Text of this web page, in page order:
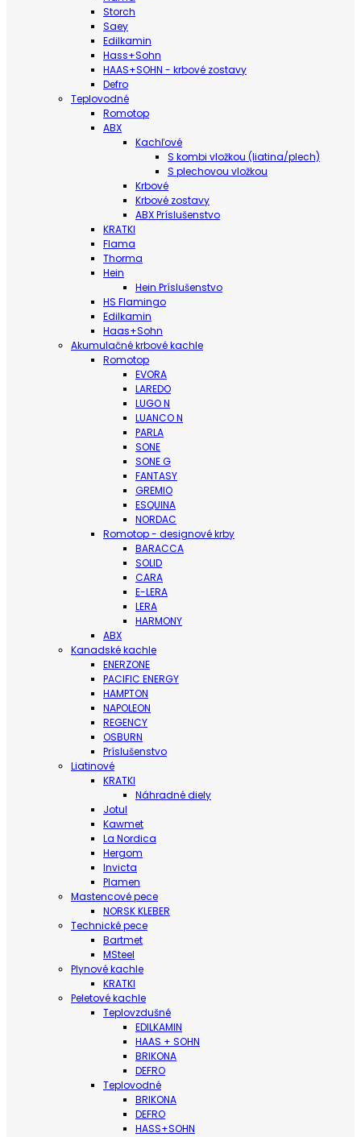
Storch
Saey
Edilkamin
Hass+Sohn
HAAS+SOHN - krbové zostavy
Defro
Teplovodné
Romotop
ABX
Kachľové
S kombi vložkou (liatina/plech)
S plechovou vložkou
Krbové
Krbové zostavy
ABX Príslušenstvo
KRATKI
Flama
Thorma
Hein
Hein Príslušenstvo
HS Flamingo
Edilkamin
Haas+Sohn
Akumulačné krbové kachle
Romotop
EVORA
LAREDO
LUGO N
LUANCO N
PARLA
SONE
SONE G
FANTASY
GREMIO
ESQUINA
NORDAC
Romotop - designové krby
BARACCA
SOLID
CARA
E-LERA
LERA
HARMONY
ABX
Kanadské kachle
ENERZONE
PACIFIC ENERGY
HAMPTON
NAPOLEON
REGENCY
OSBURN
Príslušenstvo
Liatinové
KRATKI
Náhradné diely
Jotul
Kawmet
La Nordica
Hergom
Invicta
Plamen
Mastencové pece
NORSK KLEBER
Technické pece
Bartmet
MSteel
Plynové kachle
KRATKI
Peletové kachle
Teplovzdušné
EDILKAMIN
HAAS + SOHN
BRIKONA
DEFRO
Teplovodné
BRIKONA
DEFRO
HASS+SOHN